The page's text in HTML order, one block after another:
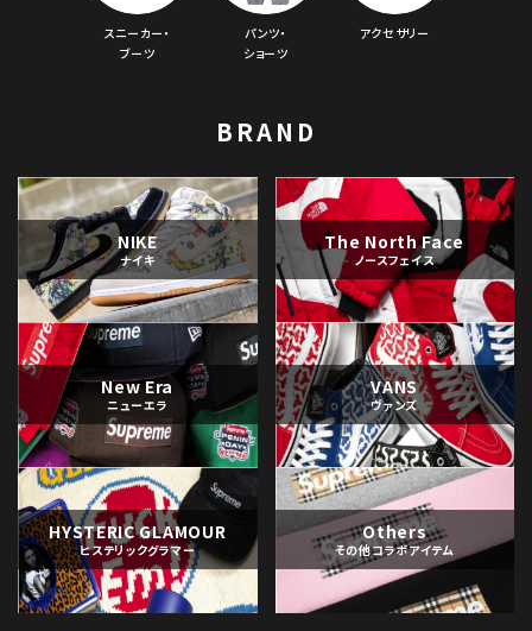
スニーカー・
ブーツ
パンツ・
ショーツ
アクセサリー
BRAND
NIKE
ナイキ
The North Face
ノースフェイス
New Era
ニューエラ
VANS
ヴァンズ
HYSTERIC GLAMOUR
ヒステリックグラマー
Others
その他コラボアイテム